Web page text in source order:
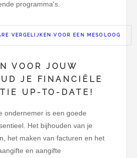
programma's.
VERGELIJKEN VOOR EEN MESOLOOG
VOOR JOUW
JE FINANCIËLE
UP-TO-DATE!
ondernemer is een goede
Het bijhouden van je
het maken van facturen en het
en aangifte